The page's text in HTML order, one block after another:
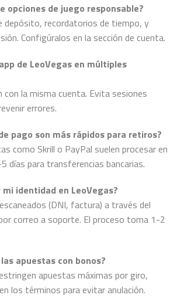
opciones de juego responsable?
depósito, recordatorios de tiempo, y
Configúralos en la sección de cuenta.
de LeoVegas en múltiples
con la misma cuenta. Evita sesiones
errores.
pago son más rápidos para retiros?
como Skrill o PayPal suelen procesar en
días para transferencias bancarias.
identidad en LeoVegas?
(DNI, factura) a través del
correo a soporte. El proceso toma 1-2
apuestas con bonos?
apuestas máximas por giro,
los términos para evitar anulación.